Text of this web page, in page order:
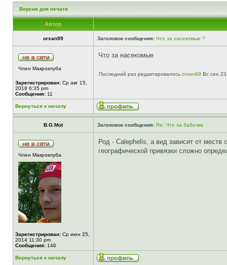
Версия для печати
Автор
orxan99 Заголовок сообщения: Что за насекомые ?
Член Макроклуба
Зарегистрирован: Ср авг 15,
2018 6:35 pm
Сообщения: 11
Что за насекомые
Последний раз редактировалось orxan99 Вс сен
Вернуться к началу
B.G.Mot Заголовок сообщения: Re: Что за бабочка
Член Макроклуба
Зарегистрирован: Ср июн 25,
2014 11:30 pm
Сообщения: 146
Род - Calephelis, а вид зависит от меств
географической привязки сложно
Вернуться к началу